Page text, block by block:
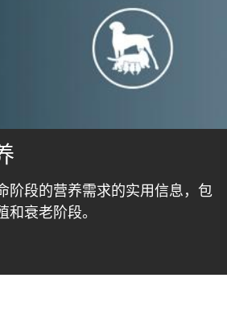
阶段的营养需求的实用信息，包
衰老阶段。